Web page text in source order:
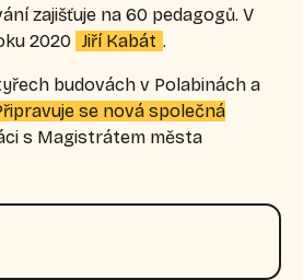
zajišťuje na 60 pedagogů. V
2020 Jiří Kabát .
budovách v Polabinách a
se nová společná
s Magistrátem města